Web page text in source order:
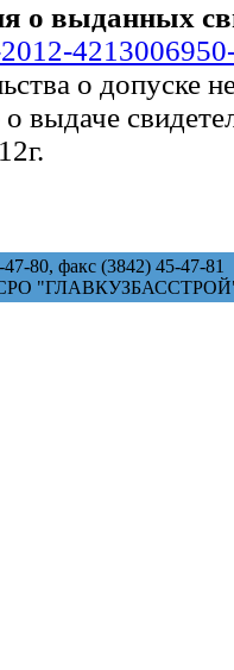
о выданных
о допуске
выдаче
80, факс (3842) 45-47-81
"ГЛАВКУЗБАССТРОЙ",